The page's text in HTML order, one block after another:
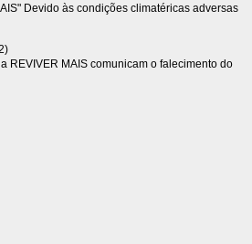
Devido às condições climatéricas adversas
REVIVER MAIS comunicam o falecimento do